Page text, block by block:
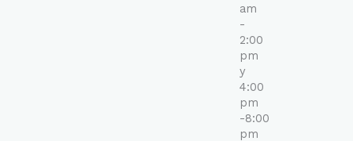
am
-
2:00
pm
y
4:00
pm
-8:00
pm